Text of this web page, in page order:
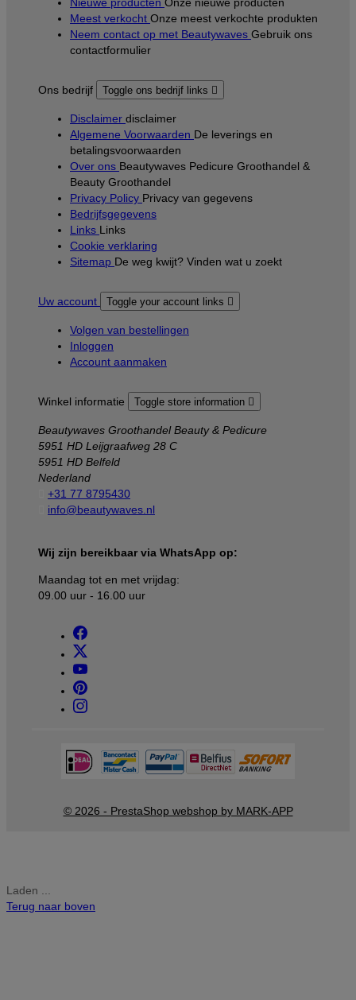
Nieuwe producten Onze nieuwe producten
Meest verkocht Onze meest verkochte produkten
Neem contact op met Beautywaves Gebruik ons
contactformulier
Ons bedrijf Toggle ons bedrijf links 
Disclaimer disclaimer
Algemene Voorwaarden De leverings en
betalingsvoorwaarden
Over ons Beautywaves Pedicure Groothandel &
Beauty Groothandel
Privacy Policy Privacy van gegevens
Bedrijfsgegevens
Links Links
Cookie verklaring
Sitemap De weg kwijt? Vinden wat u zoekt
Uw account Toggle your account links 
Volgen van bestellingen
Inloggen
Account aanmaken
Winkel informatie Toggle store information 
Beautywaves Groothandel Beauty & Pedicure
5951 HD Leijgraafweg 28 C
5951 HD Belfeld
Nederland
+31 77 8795430
info@beautywaves.nl
Wij zijn bereikbaar via WhatsApp op:
Maandag tot en met vrijdag:
09.00 uur - 16.00 uur
© 2026 - PrestaShop webshop by MARK-APP
Laden ...
Terug naar boven